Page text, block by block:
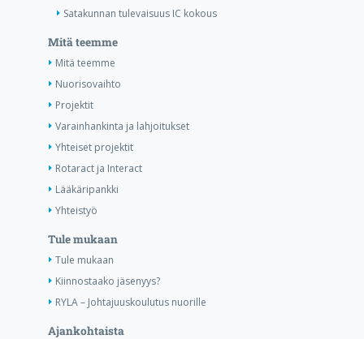
Satakunnan tulevaisuus IC kokous
Mitä teemme
Mitä teemme
Nuorisovaihto
Projektit
Varainhankinta ja lahjoitukset
Yhteiset projektit
Rotaract ja Interact
Lääkäripankki
Yhteistyö
Tule mukaan
Tule mukaan
Kiinnostaako jäsenyys?
RYLA – Johtajuuskoulutus nuorille
Ajankohtaista